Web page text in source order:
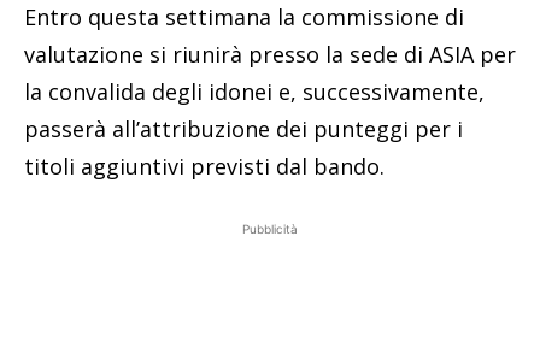
Entro questa settimana la commissione di
valutazione si riunirà presso la sede di ASIA per
la convalida degli idonei e, successivamente,
passerà all’attribuzione dei punteggi per i
titoli aggiuntivi previsti dal bando.
Pubblicità